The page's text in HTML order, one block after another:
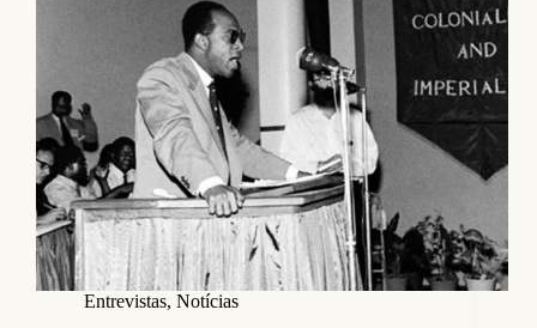
Entrevistas, Notícias